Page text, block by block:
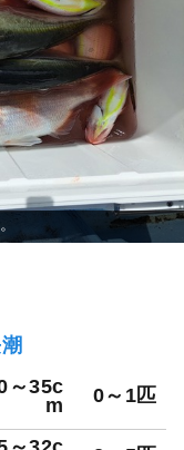
～35c
m
0～1匹